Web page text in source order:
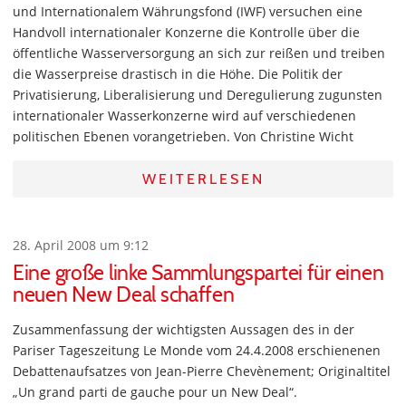
und Internationalem Währungsfond (IWF) versuchen eine
Handvoll internationaler Konzerne die Kontrolle über die
öffentliche Wasserversorgung an sich zur reißen und treiben
die Wasserpreise drastisch in die Höhe. Die Politik der
Privatisierung, Liberalisierung und Deregulierung zugunsten
internationaler Wasserkonzerne wird auf verschiedenen
politischen Ebenen vorangetrieben. Von Christine Wicht
WEITERLESEN
28. April 2008 um 9:12
Eine große linke Sammlungspartei für einen
neuen New Deal schaffen
Zusammenfassung der wichtigsten Aussagen des in der
Pariser Tageszeitung Le Monde vom 24.4.2008 erschienenen
Debattenaufsatzes von Jean-Pierre Chevènement; Originaltitel
„Un grand parti de gauche pour un New Deal“.